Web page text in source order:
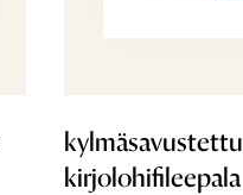
kylmäsavustettu
kirjolohifileepala